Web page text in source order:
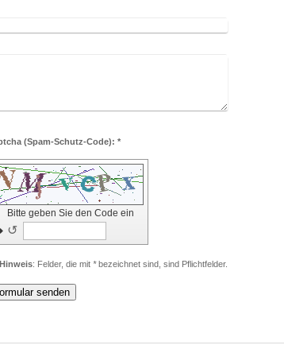
Captcha (Spam-Schutz-Code): *
Bitte geben Sie den Code ein
↺
Hinweis : Felder, die mit *bezeichnet sind, sind Pflichtfelder.